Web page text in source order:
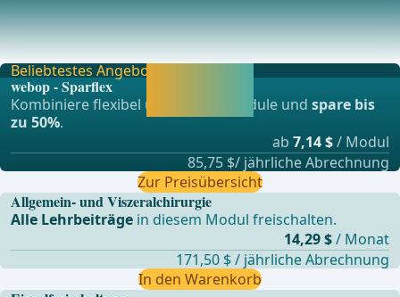
Intubationsnarkose ... - Operationen aus der Allgemein-,
Viszeral- und Transplationschirurgie, Gefä
Beliebtestes Angebot
webop - Sparflex
Kombiniere flexibel unsere Lernmodule undspare bis
zu 50%.
ab 7,14 $/ Modul
85,75 $/ jährliche Abrechnung
Zur Preisübersicht
Allgemein- und Viszeralchirurgie
Alle Lehrbeiträge in diesem Modul freischalten.
14,29 $/ Monat
171,50 $ / jährliche Abrechnung
In den Warenkorb